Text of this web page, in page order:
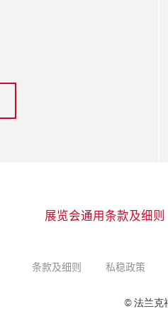
展览会通用条款及细则
条款及细则 私稳政策
© 法兰克